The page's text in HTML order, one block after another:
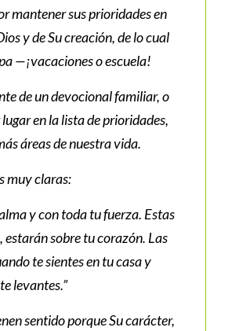
mantener sus prioridades en
y de Su creación, de lo cual
—¡vacaciones o escuela!
de un devocional familiar, o
en la lista de prioridades,
áreas de nuestra vida.
muy claras:
y con toda tu fuerza. Estas
estarán sobre tu corazón. Las
te sientes en tu casa y
levantes.”
sentido porque Su carácter,